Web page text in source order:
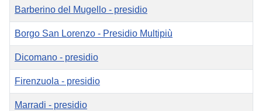
Titolo
Barberino del Mugello - presidio
Borgo San Lorenzo - Presidio Multipiù
Dicomano - presidio
Firenzuola - presidio
Marradi - presidio